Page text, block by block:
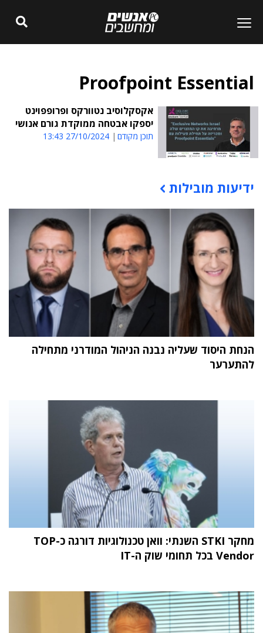
Proofpoint Essential
אקסקלוסיב נטוורקס ופרופפוינט
יספקו אבטחה ממוקדת גורם אנושי
תוכן מקודם 27/10/2024 13:43
תוכן פרסומי
ידיעות מובילות
הנחת היסוד שעליה נבנה הניהול המודרני מתחילה
להתערער
מחקר STKI השנתי: וואן טכנולוגיות דורגה כ-TOP
Vendor בכל תחומי שוק ה-IT